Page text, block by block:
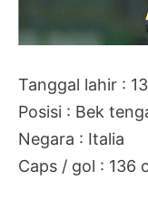
Tanggal lahir :
Posisi : Bek
Negara : Italia
Caps / gol : 136